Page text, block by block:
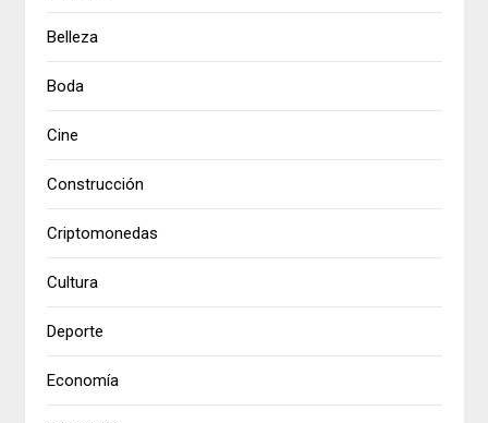
Belleza
Boda
Cine
Construcción
Criptomonedas
Cultura
Deporte
Economía